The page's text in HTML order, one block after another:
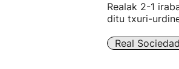
Realak 2-1
ditu txuri-
Real Sociedad